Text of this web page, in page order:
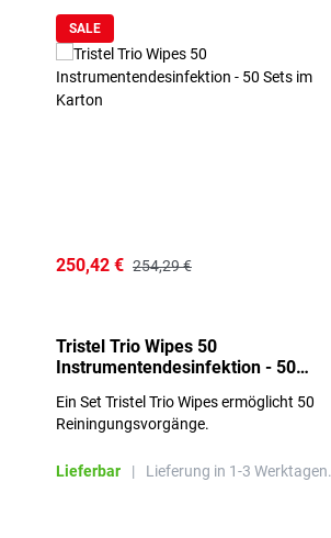
SALE
250,42 € 254,29 €
Tristel Trio Wipes 50
Instrumentendesinfektion - 50
Ein Set Tristel Trio Wipes ermöglicht 50
Reiningungsvorgänge.
Lieferbar | Lieferung in 1-3 Werktagen.